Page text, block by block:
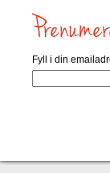
Fyll i din